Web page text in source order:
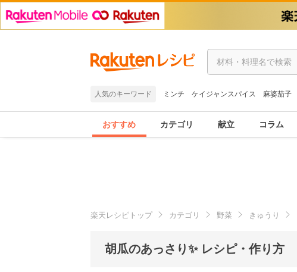
人気のキーワード ミンチ ケイジャンスパイス 麻婆茄子
おすすめ カテゴリ 献立 コラム
楽天レシピトップ カテゴリ 野菜 きゅうり
胡瓜のあっさり✨ レシピ・作り方